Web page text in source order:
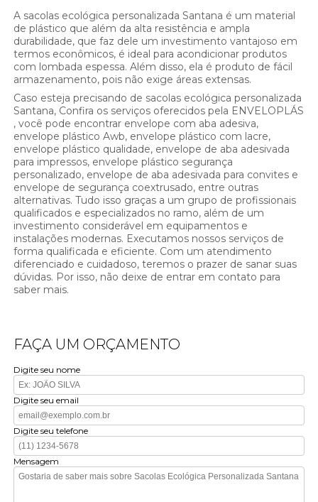
A sacolas ecológica personalizada Santana é um material
de plástico que além da alta resistência e ampla
durabilidade, que faz dele um investimento vantajoso em
termos econômicos, é ideal para acondicionar produtos
com lombada espessa. Além disso, ela é produto de fácil
armazenamento, pois não exige áreas extensas.
Caso esteja precisando de sacolas ecológica personalizada
Santana, Confira os serviços oferecidos pela ENVELOPLÁS
, você pode encontrar envelope com aba adesiva,
envelope plástico Awb, envelope plástico com lacre,
envelope plástico qualidade, envelope de aba adesivada
para impressos, envelope plástico segurança
personalizado, envelope de aba adesivada para convites e
envelope de segurança coextrusado, entre outras
alternativas. Tudo isso graças a um grupo de profissionais
qualificados e especializados no ramo, além de um
investimento considerável em equipamentos e
instalações modernas. Executamos nossos serviços de
forma qualificada e eficiente. Com um atendimento
diferenciado e cuidadoso, teremos o prazer de sanar suas
dúvidas. Por isso, não deixe de entrar em contato para
saber mais.
FAÇA UM ORÇAMENTO
Digite seu nome
Digite seu email
Digite seu telefone
Mensagem